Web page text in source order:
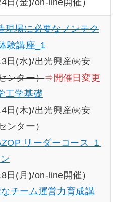
日(金)/on-line開催）
現場に必要なノンテク
験講座_1
日(水)/出光興産㈱安
ンター）⇒開催日変更
工学基礎
日(木)/出光興産㈱安
ンター）
リーダーコース １
日(月)/on-line開催）
チーム運営力育成講